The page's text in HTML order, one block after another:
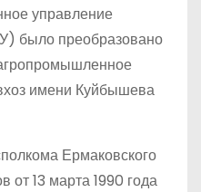
управление
было преобразовано
имени Куйбышева
Ермаковского
от 13 марта 1990 года